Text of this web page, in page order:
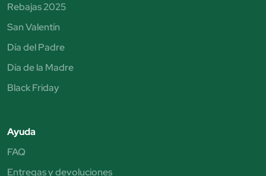
Rebajas 2025
San Valentín
Día del Padre
Día de la Madre
Black Friday
Ayuda
FAQ
Entregas y devoluciones